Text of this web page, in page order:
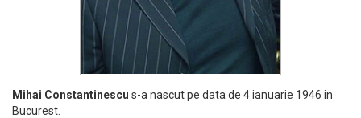
Mihai Constantinescu s-a nascut pe data de 4 ianuarie 1946 in
Bucurest.